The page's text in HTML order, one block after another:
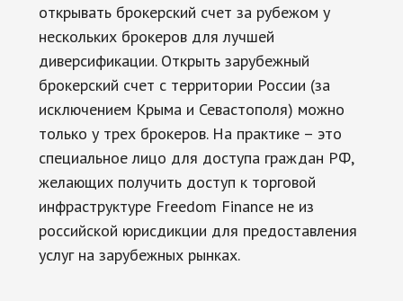
открывать брокерский счет за рубежом у
нескольких брокеров для лучшей
диверсификации. Открыть зарубежный
брокерский счет с территории России (за
исключением Крыма и Севастополя) можно
только у трех брокеров. На практике – это
специальное лицо для доступа граждан РФ,
желающих получить доступ к торговой
инфраструктуре Freedom Finance не из
российской юрисдикции для предоставления
услуг на зарубежных рынках.